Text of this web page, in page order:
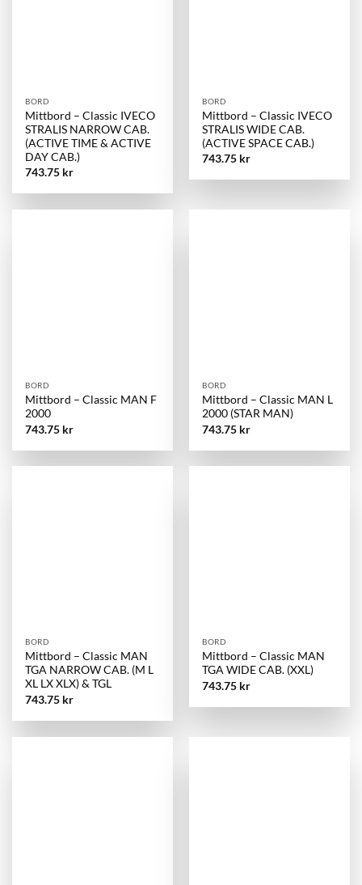
BORD
Mittbord – Classic IVECO
STRALIS NARROW CAB.
(ACTIVE TIME & ACTIVE
DAY CAB.)
743.75 kr
BORD
Mittbord – Classic IVECO
STRALIS WIDE CAB.
(ACTIVE SPACE CAB.)
743.75 kr
BORD
Mittbord – Classic MAN F
2000
743.75 kr
BORD
Mittbord – Classic MAN L
2000 (STAR MAN)
743.75 kr
BORD
Mittbord – Classic MAN
TGA NARROW CAB. (M L
XL LX XLX) & TGL
743.75 kr
BORD
Mittbord – Classic MAN
TGA WIDE CAB. (XXL)
743.75 kr